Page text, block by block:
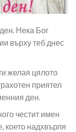
Нека Бог
върху теб днес
желая цялото
приятел
ден.
честит имен
което надхвърля